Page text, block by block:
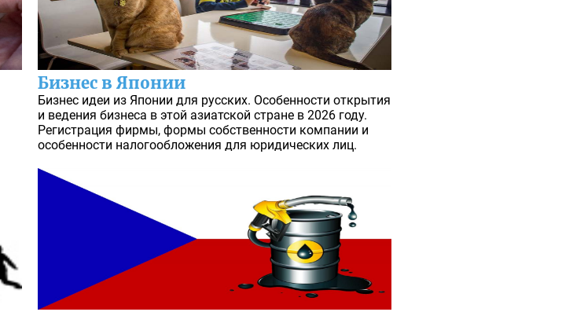
Бизнес в Японии
Бизнес идеи из Японии для русских. Особенности открытия
и ведения бизнеса в этой азиатской стране в 2026 году.
Регистрация фирмы, формы собственности компании и
особенности налогообложения для юридических лиц.